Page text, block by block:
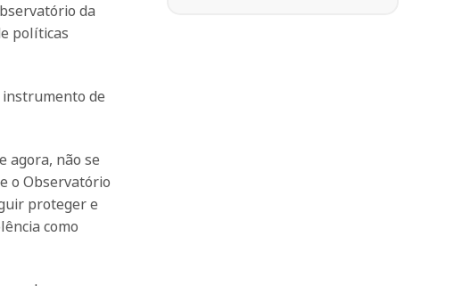
da
políticas
de
agora, não se
o Observatório
proteger e
como